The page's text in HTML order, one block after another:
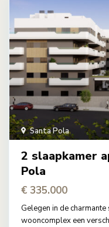
Santa Pola
2 slaapkamer
Pola
€ 335.000
Gelegen in de
wooncomplex een